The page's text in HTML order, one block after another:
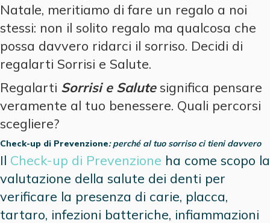
Natale, meritiamo di fare un regalo a noi
stessi: non il solito regalo ma qualcosa che
possa davvero ridarci il sorriso. Decidi di
regalarti Sorrisi e Salute.
Regalarti Sorrisi e Salutesignifica pensare
veramente al tuo benessere. Quali percorsi
scegliere?
Check-up di Prevenzione: perché al tuo sorriso ci tieni davvero
Il Check-up di Prevenzione ha come scopo la
valutazione della salute dei denti per
verificare la presenza di carie, placca,
tartaro, infezioni batteriche, infiammazioni